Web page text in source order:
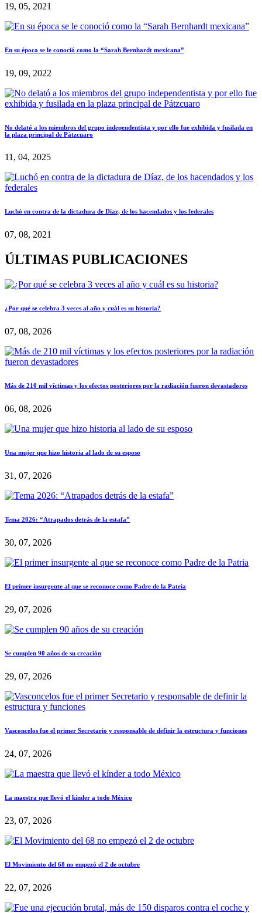
19, 05, 2021
En su época se le conoció como la “Sarah Bernhardt mexicana”
19, 09, 2022
No delató a los miembros del grupo independentista y por ello fue exhibida y fusilada en
la plaza principal de Pátzcuaro
11, 04, 2025
Luchó en contra de la dictadura de Díaz, de los hacendados y los federales
07, 08, 2021
ÚLTIMAS PUBLICACIONES
¿Por qué se celebra 3 veces al año y cuál es su historia?
07, 08, 2026
Más de 210 mil víctimas y los efectos posteriores por la radiación fueron devastadores
06, 08, 2026
Una mujer que hizo historia al lado de su esposo
31, 07, 2026
Tema 2026: “Atrapados detrás de la estafa”
30, 07, 2026
El primer insurgente al que se reconoce como Padre de la Patria
29, 07, 2026
Se cumplen 90 años de su creación
29, 07, 2026
Vasconcelos fue el primer Secretario y responsable de definir la estructura y funciones
24, 07, 2026
La maestra que llevó el kínder a todo México
23, 07, 2026
El Movimiento del 68 no empezó el 2 de octubre
22, 07, 2026